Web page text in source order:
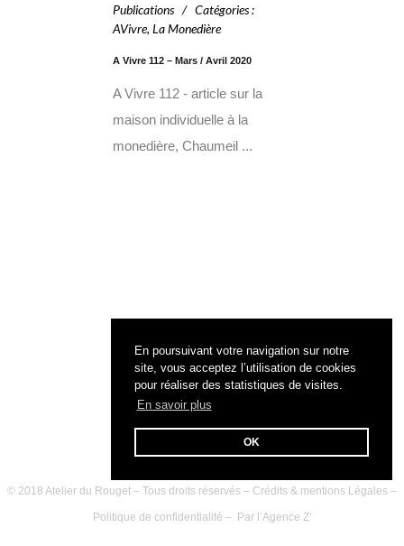
En poursuivant votre navigation sur notre
site, vous acceptez l’utilisation de cookies
pour réaliser des statistiques de visites.
En savoir plus
OK
Publications
Catégories:
AVivre, La Monedière
A Vivre 112 – Mars / Avril 2020
A Vivre 112 - article sur la
maison individuelle à la
monedière, Chaumeil ...
© 2018 Atelier du Rouget – Tous droits réservés – Crédits & mentions Légales –
Politique de confidentialité – Par l’Agence Z’